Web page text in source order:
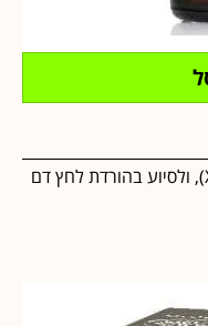
לטיפול בתסמונת מטבולית (סנדרום X), ולסיוע בהורדת לחץ דם